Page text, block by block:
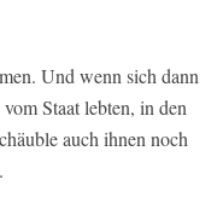
Und wenn sich dann
Staat lebten, in den
auch ihnen noch